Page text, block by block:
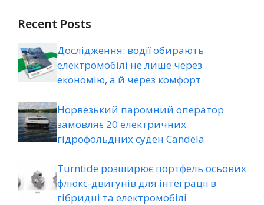
Recent Posts
Дослідження: водії обирають
електромобілі не лише через
економію, а й через комфорт
Норвезький паромний оператор
замовляє 20 електричних
гідрофольдних суден Candela
Turntide розширює портфель осьових
флюкс-двигунів для інтеграції в
гібридні та електромобілі